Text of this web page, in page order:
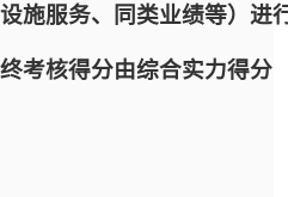
施服务、同类业绩等）
考核得分由综合实力得